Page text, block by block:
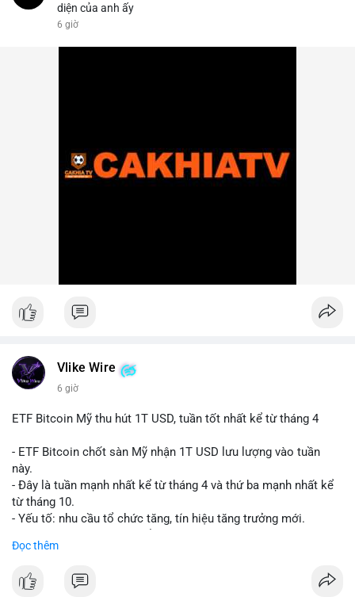
diện của anh ấy
6 giờ
Vlike Wire
6 giờ
ETF Bitcoin Mỹ thu hút 1T USD, tuần tốt nhất kể từ tháng 4
- ETF Bitcoin chốt sàn Mỹ nhận 1T USD lưu lượng vào tuần
này.
- Đây là tuần mạnh nhất kể từ tháng 4 và thứ ba mạnh nhất kể
từ tháng 10.
- Yếu tố: nhu cầu tổ chức tăng, tín hiệu tăng trưởng mới.
dẫn.
#binancesquare
Đọc thêm